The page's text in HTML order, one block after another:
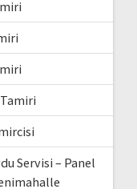
Servisi – Panel